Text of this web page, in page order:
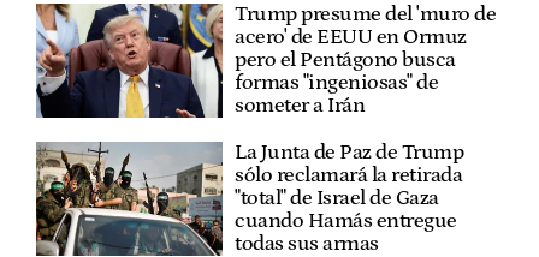
Trump presume del 'muro de
acero' de EEUU en Ormuz
pero el Pentágono busca
formas "ingeniosas" de
someter a Irán
La Junta de Paz de Trump
sólo reclamará la retirada
"total" de Israel de Gaza
cuando Hamás entregue
todas sus armas